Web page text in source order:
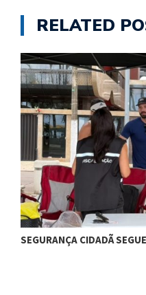
RELATED
SEGURANÇA CIDADÃ